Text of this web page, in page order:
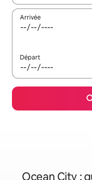
Arrivée
Départ
Ocean City :